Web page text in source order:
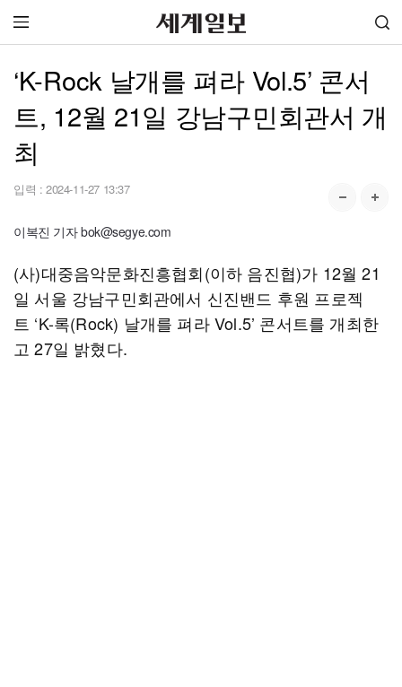
‘K-Rock 날개를 펴라 Vol.5’ 콘서
트, 12월 21일 강남구민회관서 개
최
입력 : 2024-11-27 13:37
이복진 기자 bok@segye.com
(사)대중음악문화진흥협회(이하 음진협)가 12월 21
일 서울 강남구민회관에서 신진밴드 후원 프로젝
트 ‘K-록(Rock) 날개를 펴라 Vol.5’ 콘서트를 개최한
고 27일 밝혔다.